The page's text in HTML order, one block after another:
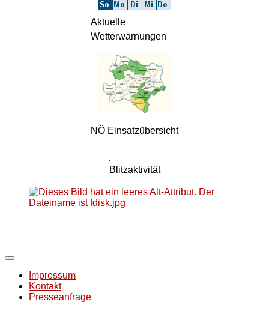
Aktuelle
Wetterwarnungen
NÖ Einsatzübersicht
Blitzaktivität
Impressum
Kontakt
Presseanfrage